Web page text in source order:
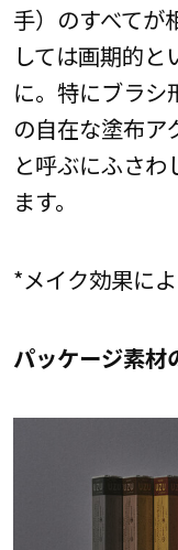
手）のすべてが
しては画期的
に。特にブラシ
の自在な塗布ア
と呼ぶにふさ
ます。
*メイク効果に
パッケージ素材